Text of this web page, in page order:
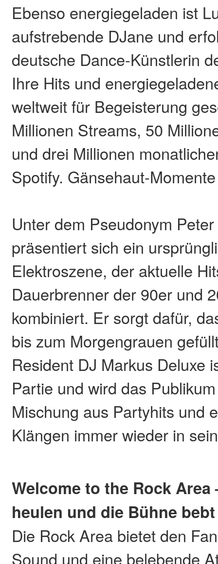
Ebenso energiegeladen ist
aufstrebende DJane und
deutsche Dance-Künstlerin
Ihre Hits und
weltweit für Begeisterung
Millionen Streams, 50
und drei Millionen
Spotify. Gänsehaut-
Unter dem Pseudonym
präsentiert sich ein
Elektroszene, der aktuelle
Dauerbrenner der 90er und
kombiniert. Er sorgt dafür,
bis zum Morgengrauen
Resident DJ Markus Deluxe
Partie und wird das
Mischung aus Partyhits und
Klängen immer wieder in
Welcome to the Rock Area
heulen und die Bühne bebt
Die Rock Area bietet den
Sound und eine belebende